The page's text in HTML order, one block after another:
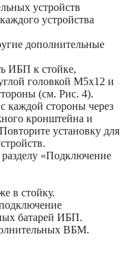
устройств
устройства
дополнительные
ИБП к стойке,
головкой M5х12 и
(см. Рис. 4).
каждой стороны через
кронштейна и
установку для
«Подключение
в стойку.
батарей ИБП.
ВБМ.